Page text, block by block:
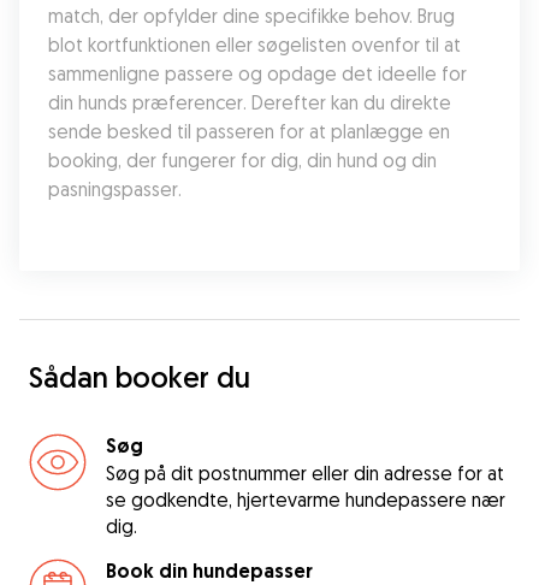
match, der opfylder dine specifikke behov. Brug
blot kortfunktionen eller søgelisten ovenfor til at
sammenligne passere og opdage det ideelle for
din hunds præferencer. Derefter kan du direkte
sende besked til passeren for at planlægge en
booking, der fungerer for dig, din hund og din
pasningspasser.
Sådan booker du
Søg
Søg på dit postnummer eller din adresse for at
se godkendte, hjertevarme hundepassere nær
dig.
Book din hundepasser